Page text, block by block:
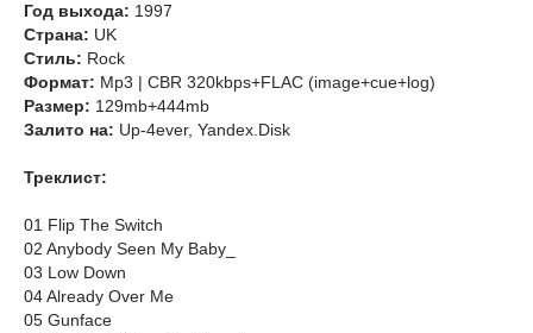
Год выхода: 1997
Страна: UK
Стиль: Rock
Формат: Mp3 | CBR 320kbps+FLAC (image+cue+log)
Размер: 129mb+444mb
Залито на: Up-4ever, Yandex.Disk
Треклист:
01 Flip The Switch
02 Anybody Seen My Baby_
03 Low Down
04 Already Over Me
05 Gunface